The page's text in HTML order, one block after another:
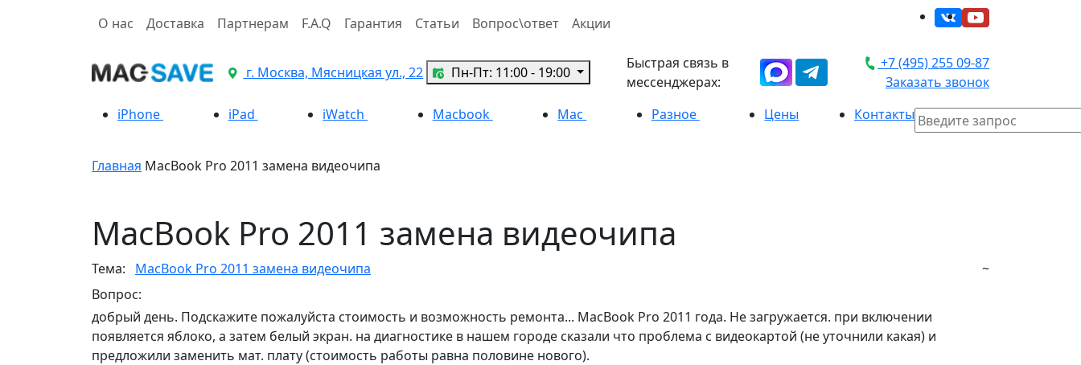
О нас Доставка Партнерам F.A.Q Гарантия Статьи Вопрос\ответ Акции
г. Москва, Мясницкая ул., 22 Пн-Пт: 11:00 - 19:00
Быстрая связь в
мессенджерах:
+7 (495) 255 09-87
Заказать звонок
iPhone
iPad iWatch Macbook Mac Разное Цены Контакты
Главная MacBook Pro 2011 замена видеочипа
MacBook Pro 2011 замена видеочипа
Тема: MacBook Pro 2011 замена видеочипа
~
Вопрос:
добрый день. Подскажите пожалуйста стоимость и возможность ремонта... MacBook Pro 2011 года. Не загружается. при включении
появляется яблоко, а затем белый экран. на диагностике в нашем городе сказали что проблема с видеокартой (не уточнили какая) и
предложили заменить мат. плату (стоимость работы равна половине нового).